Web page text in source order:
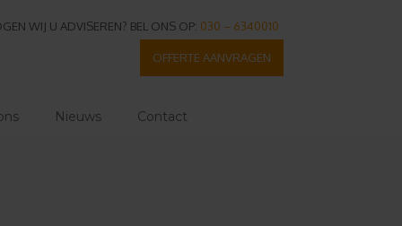
WIJ U ADVISEREN? BEL ONS OP: 030 – 6340010
OFFERTE AANVRAGEN
Nieuws Contact